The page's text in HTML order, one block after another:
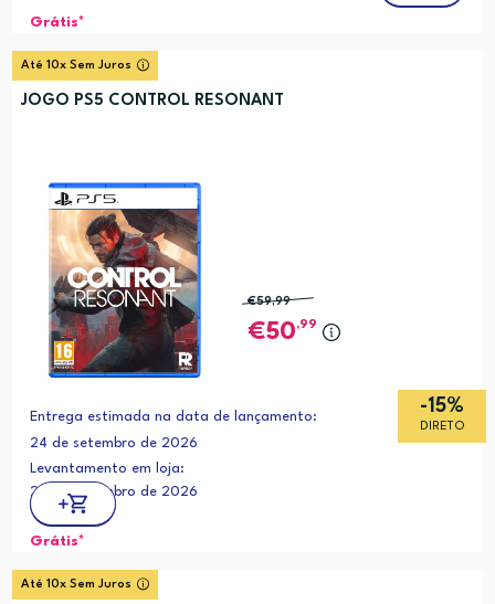
Grátis*
Até 10x Sem Juros
JOGO PS5 CONTROL RESONANT
-15%
DIRETO
€59,99
50,99
Entrega estimada na data de lançamento:
24 de setembro de 2026
Levantamento em loja:
24 de setembro de 2026
Grátis*
Até 10x Sem Juros